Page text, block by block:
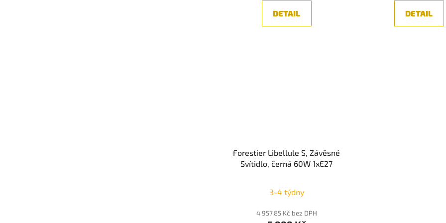
DETAIL DETAIL
Forestier Libellule S, Závěsné
Svítidlo, černá 60W 1xE27
3-4 týdny
4 957,85 Kč bez DPH